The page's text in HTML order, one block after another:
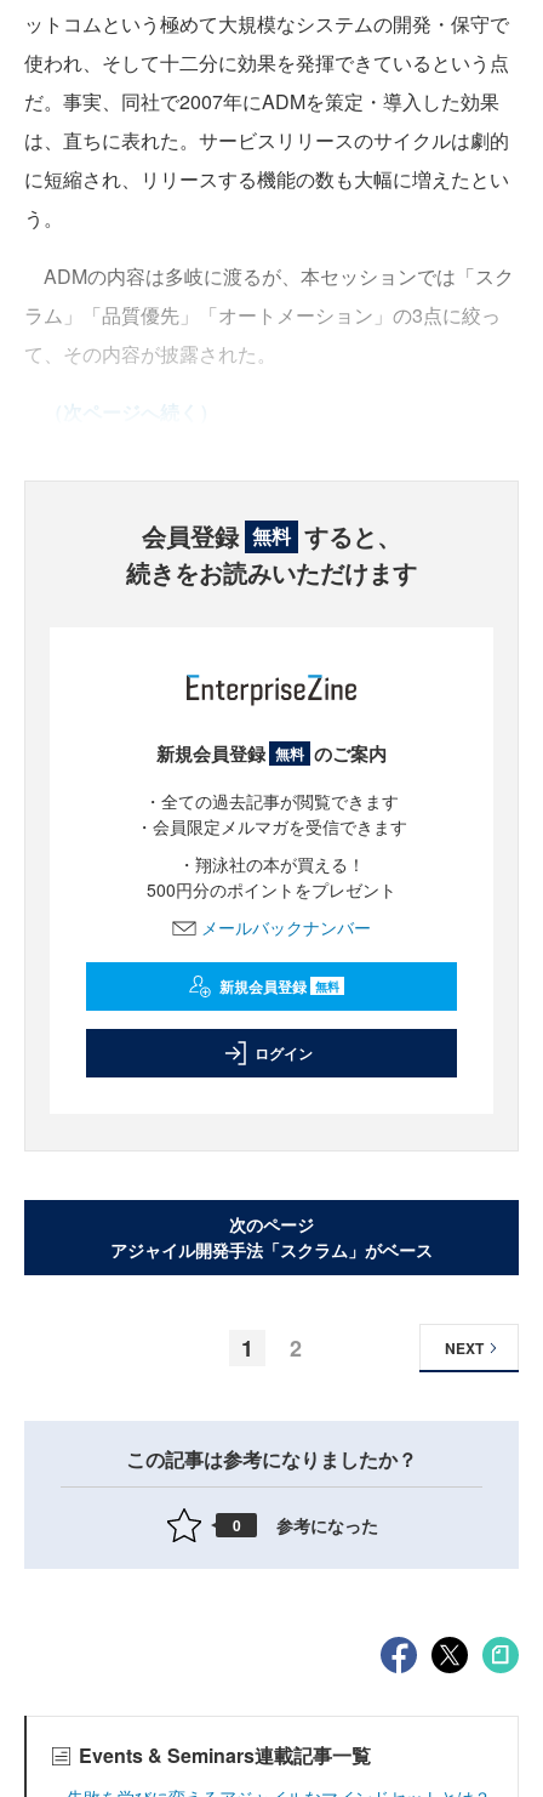
ットコムという極めて大規模なシステムの開発・保守で
使われ、そして十二分に効果を発揮できているという点
だ。事実、同社で2007年にADMを策定・導入した効果
は、直ちに表れた。サービスリリースのサイクルは劇的
に短縮され、リリースする機能の数も大幅に増えたとい
う。
ADMの内容は多岐に渡るが、本セッションでは「スク
ラム」「品質優先」「オートメーション」の3点に絞っ
て、その内容が披露された。
（次ページへ続く）
会員登録 無料 すると、
続きをお読みいただけます
新規会員登録 無料 のご案内
・全ての過去記事が閲覧できます
・会員限定メルマガを受信できます
・翔泳社の本が買える！
500円分のポイントをプレゼント
メールバックナンバー
新規会員登録 無料
ログイン
次のページ
アジャイル開発手法「スクラム」がベース
1 2 NEXT
この記事は参考になりましたか？
0 参考になった
Events & Seminars連載記事一覧